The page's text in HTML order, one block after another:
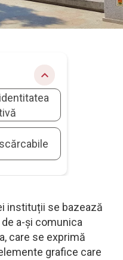
chevron_right
instituții se bazează
a-și comunica
care se exprimă
grafice care